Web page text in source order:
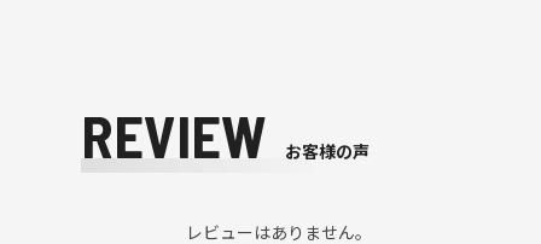
REVIEW お客様の声
レビューはありません。